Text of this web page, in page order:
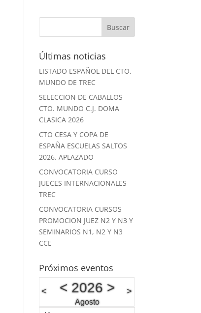
Últimas noticias
LISTADO ESPAÑOL DEL CTO.
MUNDO DE TREC
SELECCION DE CABALLOS
CTO. MUNDO C.J. DOMA
CLASICA 2026
CTO CESA Y COPA DE
ESPAÑA ESCUELAS SALTOS
2026. APLAZADO
CONVOCATORIA CURSO
JUECES INTERNACIONALES
TREC
CONVOCATORIA CURSOS
PROMOCION JUEZ N2 Y N3 Y
SEMINARIOS N1, N2 Y N3
CCE
Próximos eventos
< <2026 >
Agosto
>